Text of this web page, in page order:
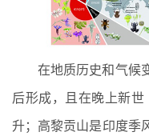
在地质历史和气候
后形成，且在晚上新世
升；高黎贡山是印度季